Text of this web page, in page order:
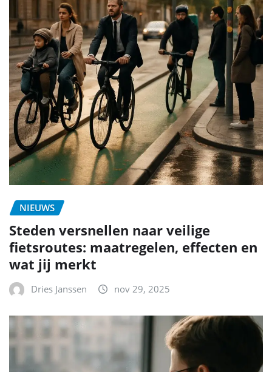
NIEUWS
Steden versnellen naar veilige
fietsroutes: maatregelen, effecten en
wat jij merkt
Dries Janssen nov 29, 2025